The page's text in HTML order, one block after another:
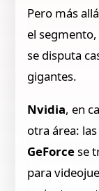
Pero más
el
se disputa
gigantes.
Nvidia, en
otra área: las
GeForcese
para